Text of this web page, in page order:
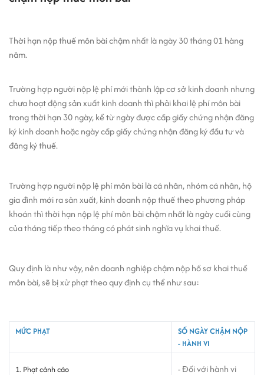
Thời hạn nộp thuế môn bài chậm nhất là ngày 30 tháng 01 hàng
năm.
Trường hợp người nộp lệ phí mới thành lập cơ sở kinh doanh nhưng
chưa hoạt động sản xuất kinh doanh thì phải khai lệ phí môn bài
trong thời hạn 30 ngày, kể từ ngày được cấp giấy chứng nhận đăng
ký kinh doanh hoặc ngày cấp giấy chứng nhận đăng ký đầu tư và
đăng ký thuế.
Trường hợp người nộp lệ phí môn bài là cá nhân, nhóm cá nhân, hộ
gia đình mới ra sản xuất, kinh doanh nộp thuế theo phương pháp
khoán thì thời hạn nộp lệ phí môn bài chậm nhất là ngày cuối cùng
của tháng tiếp theo tháng có phát sinh nghĩa vụ khai thuế.
Quy định là như vậy, nên doanh nghiệp chậm nộp hồ sơ khai thuế
môn bài, sẽ bị xử phạt theo quy định cụ thể như sau:
MỨC PHẠT
SỐ NGÀY CHẬM NỘP
- HÀNH VI
1. Phạt cảnh cáo - Đối với hành vi